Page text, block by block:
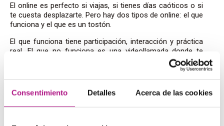
Consentimiento Detalles Acerca de las cookies
El online es perfecto si viajas, si tienes días caóticos o si
te cuesta desplazarte. Pero hay dos tipos de online: el que
funciona y el que es un tostón.
El que funciona tiene participación, interacción y práctica
real. El que no funciona es una videollamada donde te
conviertes en espectador. Y eso, en inglés, no te lleva
Híbrido: lo mejor de ambos mundos